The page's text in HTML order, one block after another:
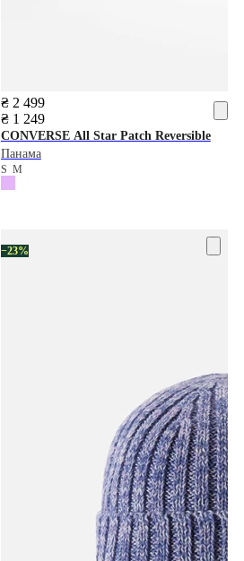
₴ 2 499
₴ 1 249
CONVERSEAll Star Patch Reversible
Панама
S M
−23%